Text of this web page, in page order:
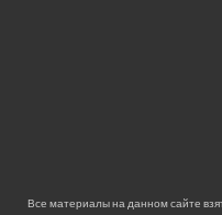
Все материалы на данном сайте